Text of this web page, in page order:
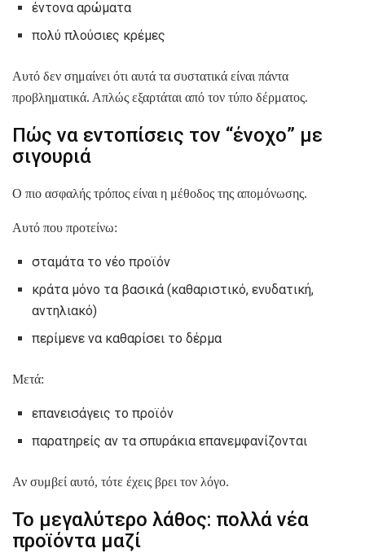
έντονα αρώματα
πολύ πλούσιες κρέμες
Αυτό δεν σημαίνει ότι αυτά τα συστατικά είναι πάντα
προβληματικά. Απλώς εξαρτάται από τον τύπο δέρματος.
Πώς να εντοπίσεις τον “ένοχο” με
σιγουριά
Ο πιο ασφαλής τρόπος είναι η μέθοδος της απομόνωσης.
Αυτό που προτείνω:
σταμάτα το νέο προϊόν
κράτα μόνο τα βασικά (καθαριστικό, ενυδατική,
αντηλιακό)
περίμενε να καθαρίσει το δέρμα
Μετά:
επανεισάγεις το προϊόν
παρατηρείς αν τα σπυράκια επανεμφανίζονται
Αν συμβεί αυτό, τότε έχεις βρει τον λόγο.
Το μεγαλύτερο λάθος: πολλά νέα
προϊόντα μαζί